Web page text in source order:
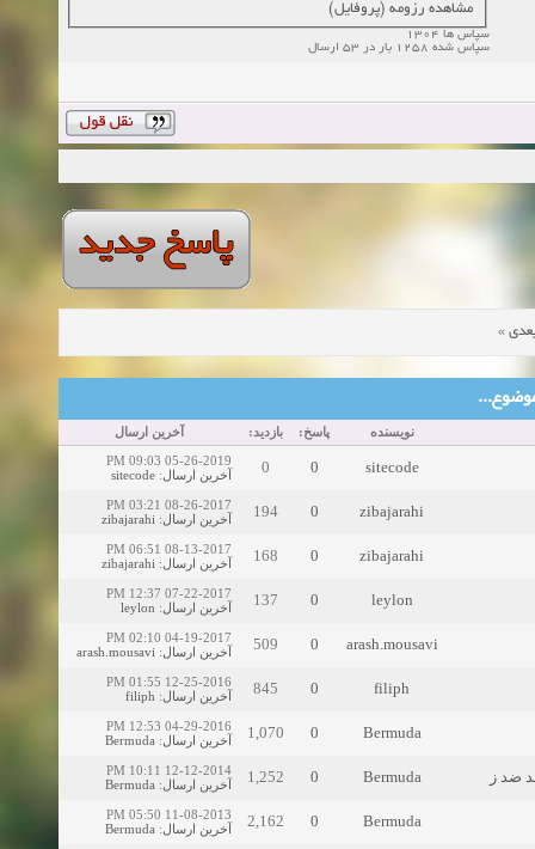
مشاهده رزومه (پروفایل)
سپاس ها 1304
سپاس شده 1258 بار در 53 ارسال
»
نویسنده پاسخ: بازدید: آخرین ارسال
sitecode
0
0
05-26-2019 09:03 PM
آخرین ارسال:
sitecode
zibajarahi
0
194
08-26-2017 03:21 PM
آخرین ارسال:
zibajarahi
zibajarahi
0
168
08-13-2017 06:51 PM
آخرین ارسال:
zibajarahi
leylon
0
137
07-22-2017 12:37 PM
آخرین ارسال:
leylon
arash.mousavi
0
509
04-19-2017 02:10 PM
آخرین ارسال:
arash.mousavi
filiph
0
845
12-25-2016 01:55 PM
آخرین ارسال:
filiph
Bermuda
0
1,070
04-29-2016 12:53 PM
آخرین ارسال:
Bermuda
Bermuda
0
1,252
12-12-2014 10:11 PM
آخرین ارسال:
Bermuda
Bermuda
0
2,162
11-08-2013 05:50 PM
آخرین ارسال:
Bermuda